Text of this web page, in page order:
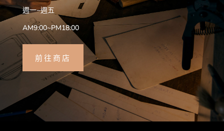
週一~週五
AM9:00~PM18:00
前往商店